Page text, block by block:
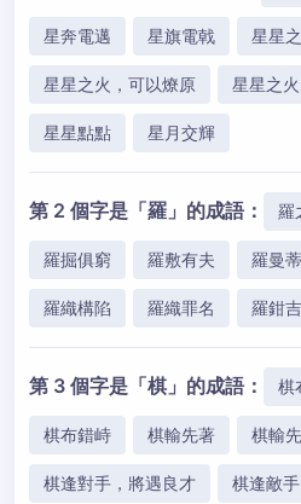
星奔電邁 星旗電戟 星星
星星之火，可以燎原 星星之
星星點點 星月交輝
第 2 個字是「羅」的成語： 羅
羅掘俱窮 羅敷有夫 羅曼
羅織構陷 羅織罪名 羅鉗
第 3 個字是「棋」的成語： 棋
棋布錯峙 棋輸先著 棋輸
棋逢對手，將遇良才 棋逢敵手